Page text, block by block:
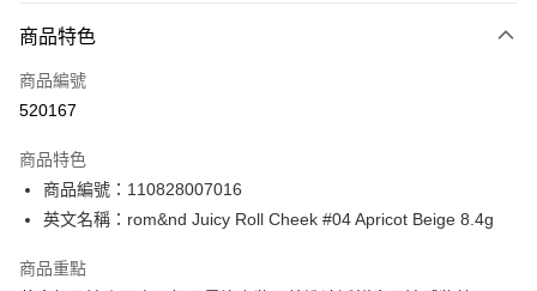
信用卡
Apple Pay
PayMe
WeChat Pay
BoC Pay
商品特色
商品編號
520167
商品特色
商品編號：110828007016
英文名稱：rom&nd Juicy Roll Cheek #04 Apricot Beige 8.4g
商品重點